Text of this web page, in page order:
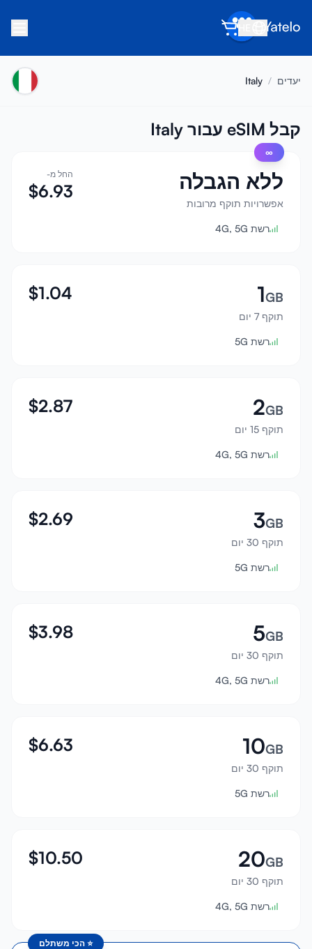
אודות
הרוויח
הפנה חבר
הפוך לשותף
מרכז עזרה
תאימות מכשירים
התחבר
יעדים /
Italy
קבל eSIM עבור Italy
∞
ללא הגבלה
אפשרויות תוקף מרובות
החל מ-
$6.93
רשת 4G, 5G
1GB
תוקף 7 יום
$1.04
רשת 5G
2GB
תוקף 15 יום
$2.87
רשת 4G, 5G
3GB
תוקף 30 יום
$2.69
רשת 5G
5GB
תוקף 30 יום
$3.98
רשת 4G, 5G
10GB
תוקף 30 יום
$6.63
רשת 5G
20GB
תוקף 30 יום
$10.50
רשת 4G, 5G
⭐ הכי משתלם